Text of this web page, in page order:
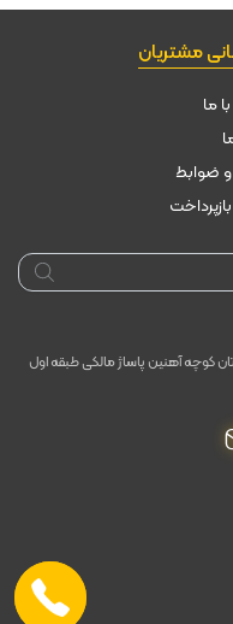
مشتریان
ما
ضوابط
کوچه آهنین پاساژ مالکی طبقه اول